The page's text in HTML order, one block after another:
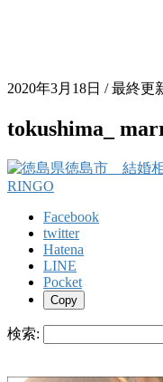
2020年3月18日 / 最終更
tokushima_
Facebook
twitter
Hatena
LINE
Pocket
Copy
検索: